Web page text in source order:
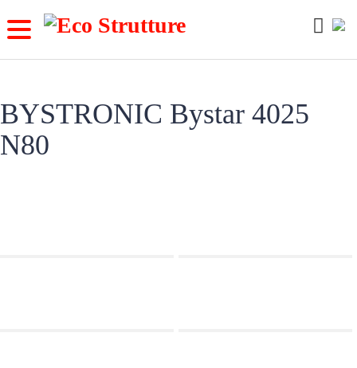
to
BYSTRONIC Bystar 4025
N80